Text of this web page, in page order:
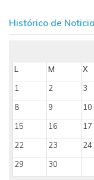
Histórico de
L
M X
1
2 3
8
9 10
15
16 17
22
23 24
29
30